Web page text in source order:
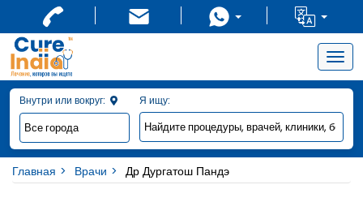
Внутри или вокруг:
Я ищу:
Главная Врачи Др Дургатош Пандэ